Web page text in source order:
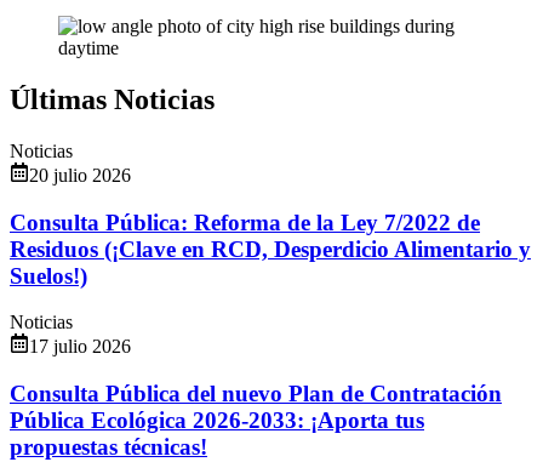
Últimas Noticias
Noticias
20 julio 2026
Consulta Pública: Reforma de la Ley 7/2022 de
Residuos (¡Clave en RCD, Desperdicio Alimentario y
Suelos!)
Noticias
17 julio 2026
Consulta Pública del nuevo Plan de Contratación
Pública Ecológica 2026-2033: ¡Aporta tus
propuestas técnicas!